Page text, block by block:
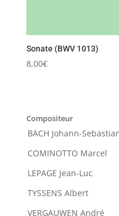
Sonate (BWV 1013)
8,00€
Compositeur
BACH Johann-
COMINOTTO Marcel
LEPAGE Jean-Luc
TYSSENS Albert
VERGAUWEN André